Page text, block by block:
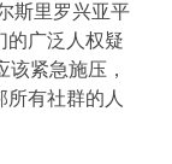
斯里罗兴亚平
的广泛人权疑
紧急施压，
所有社群的人